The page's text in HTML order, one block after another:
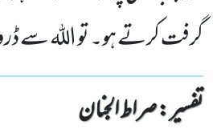
گرفت کرتے ہو۔ تو اللہ سے ڈرو
تفسیر : ‎صراط الجنان